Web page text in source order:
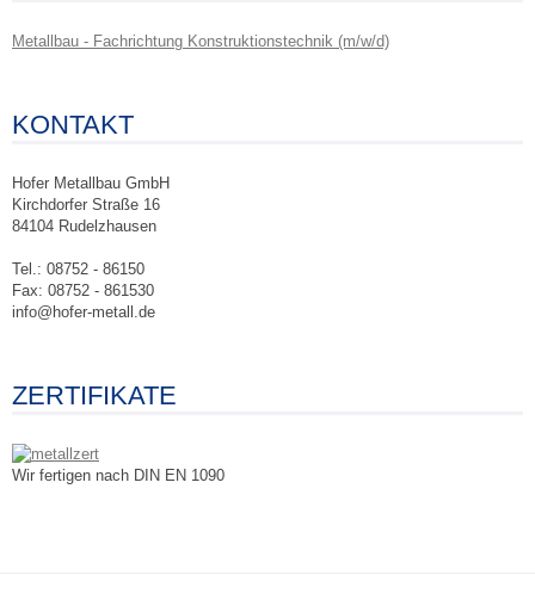
Metallbau - Fachrichtung Konstruktionstechnik (m/w/d)
KONTAKT
Hofer Metallbau GmbH
Kirchdorfer Straße 16
84104 Rudelzhausen
Tel.: 08752 - 86150
Fax: 08752 - 861530
info@hofer-metall.de
ZERTIFIKATE
Wir fertigen nach DIN EN 1090